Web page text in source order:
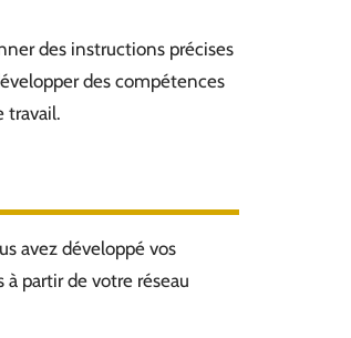
des instructions précises
des compétences
travail.
avez développé vos
partir de votre réseau